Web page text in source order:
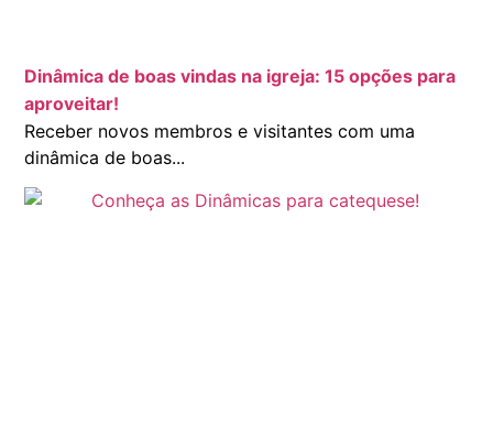
Dinâmica de boas vindas na igreja: 15 opções para
aproveitar!
Receber novos membros e visitantes com uma
dinâmica de boas...